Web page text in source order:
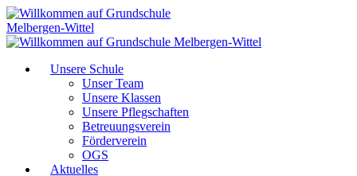
Unsere Schule
Unser Team
Unsere Klassen
Unsere Pflegschaften
Betreuungsverein
Förderverein
OGS
Aktuelles